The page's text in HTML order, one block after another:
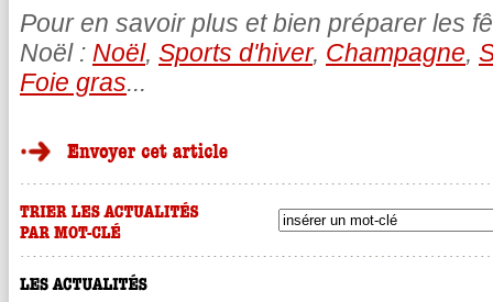
Pour en savoir plus et bien préparer les
Noël : Noël, Sports d'hiver, Champagne,
Foie gras...